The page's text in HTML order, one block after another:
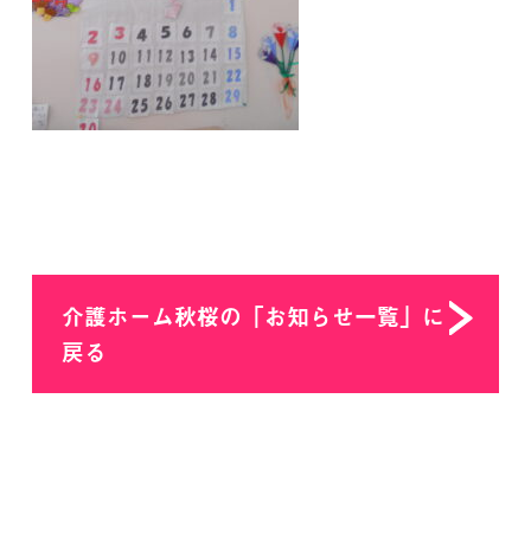
介護ホーム秋桜の「お知らせ一覧」に
戻る